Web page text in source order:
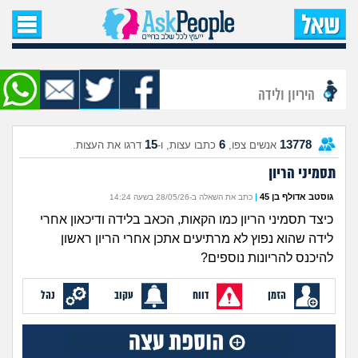
עמוד הבית
שאל שאלה
שאלות חדשות
שאלות שעוררו עניין
עצות חדשות
מה קורה כאן?
מתחם הטיפים
מדורים
היריון ולידה
13778 אנשים צפו, 6 כתבו עצות, ו-15 דרגו את העצות.
תסמיני הריון
גוסטב אדולף בן 45 | כתב את השאלה ב-28/05/26 בשעה 14:24
כיצד תסמיני הריון כמו הקאות, הכאב בלידה ודיכאון אחרי
לידה שהוא נפוץ לא מרתיעים אתכן אחרי הריון ראשון
להיכנס להריונות נוספים?
הזמן דווח עקוב נהל